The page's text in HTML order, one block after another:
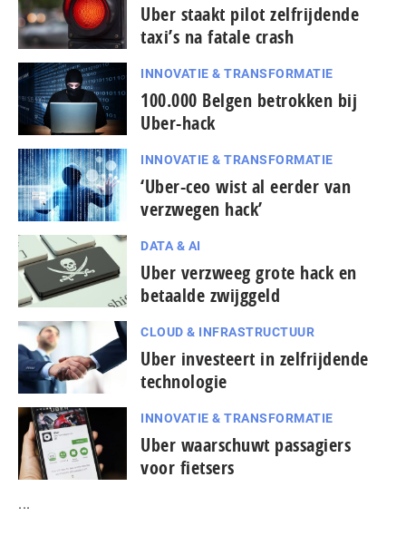
Uber staakt pilot zelfrijdende
taxi’s na fatale crash
INNOVATIE & TRANSFORMATIE
100.000 Belgen betrokken bij
Uber-hack
INNOVATIE & TRANSFORMATIE
‘Uber-ceo wist al eerder van
verzwegen hack’
DATA & AI
Uber verzweeg grote hack en
betaalde zwijggeld
CLOUD & INFRASTRUCTUUR
Uber investeert in zelfrijdende
technologie
INNOVATIE & TRANSFORMATIE
Uber waarschuwt passagiers
voor fietsers
...